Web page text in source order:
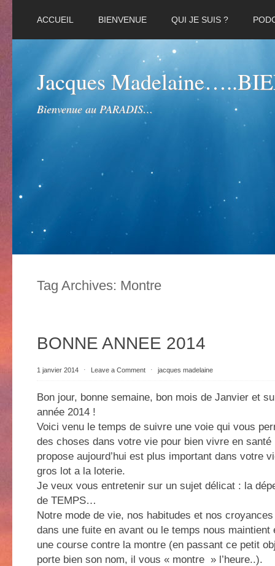
ACCUEIL BIENVENUE QUI JE SUIS ?
Jacques
Bienvenue au PARADIS…
Tag Archives: Montre
BONNE ANNEE 2014
1 janvier 2014 ⋅ Leave a Comment ⋅ jacques madelaine
Bon jour, bonne semaine, bon mois de Janvier et
année 2014 !
Voici venu le temps de suivre une voie qui vous
des choses dans votre vie pour bien vivre en santé
propose aujourd’hui est plus important dans votre
gros lot a la loterie.
Je veux vous entretenir sur un sujet délicat : la
de TEMPS…
Notre mode de vie, nos habitudes et nos
dans une fuite en avant ou le temps nous maintient
une course contre la montre (en passant ce petit
porte bien son nom, il vous « montre » l’heure..).